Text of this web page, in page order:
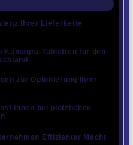
Ihrer Lieferkette
Kamagra-Tabletten für den
zur Optimierung Ihrer
Ihnen bei plötzlichen
Effizienter Macht